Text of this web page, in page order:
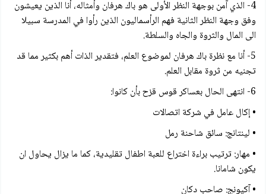
4- الذي آمن بوجهة النظر الأولى هو باك هرفان وأمثاله، أنا الذين يعيشون
وفق وجهة النظر الثانية فهم الرأسماليون الذين رأوا في المدرسة سبيلا
الى المال والثروة والجاه والسلطة.
5- أنا مع نظرة باك هرفان لموضوع العلم، فتقدير الذات أهم بكثير مما قد
تجنيه من ثروة مقابل العلم.
6- انتهى الحال بعساكر قوس قزح بأن كانوا:
• إكال عامل في شركة اتصالات
• لينتانج: سائق شاحنة رمل
• مهار: ترتيب براءة اختراع للعبة اطفال تقليدية، كما ما يزال يحاول ان
يكون شامانا.
• آكيونج: صاحب دكان